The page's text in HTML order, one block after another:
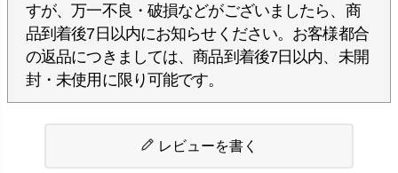
すが、万一不良・破損などがございましたら、商
品到着後7日以内にお知らせください。お客様都合
の返品につきましては、商品到着後7日以内、未開
封・未使用に限り可能です。
レビューを書く